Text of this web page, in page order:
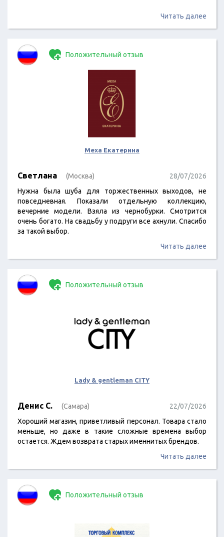
Читать далее
Положительный отзыв
Меха Екатерина
Светлана (Москва)
28/07/2026
Нужна была шуба для торжественных выходов, не
повседневная. Показали отдельную коллекцию,
вечерние модели. Взяла из чернобурки. Смотрится
очень богато. На свадьбу у подруги все ахнули. Спасибо
за такой выбор.
Читать далее
Положительный отзыв
Lady & gentleman CITY
Денис С. (Самара)
22/07/2026
Хороший магазин, приветливый персонал. Товара стало
меньше, но даже в такие сложные времена выбор
остается. Ждем возврата старых именнитых брендов.
Читать далее
Положительный отзыв